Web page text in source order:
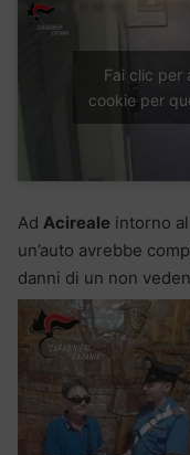
Fai clic per
cookie per
Ad Acireale intorno
un’auto avrebbe
danni di un non